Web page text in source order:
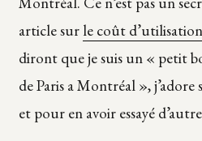
article sur le coût
diront que je suis un « petit
de Paris a Montréal »,
et pour en avoir essayé